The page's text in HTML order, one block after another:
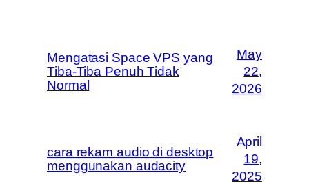
Mengatasi Space VPS yang
Tiba-Tiba Penuh Tidak
Normal
May
22,
2026
cara rekam audio di desktop
menggunakan audacity
April
19,
2025